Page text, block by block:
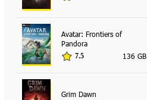
Avatar: Frontiers of
Pandora
7.5 136 GB
Grim Dawn